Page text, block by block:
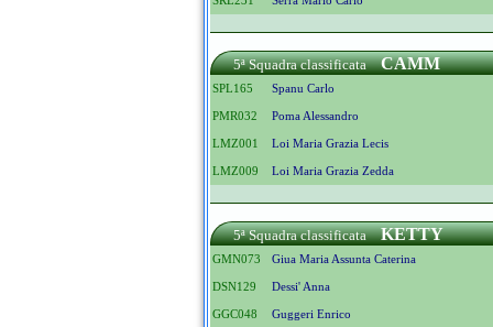
5ª Squadra classificata CAMM
SPL165 Spanu Carlo
PMR032 Poma Alessandro
LMZ001 Loi Maria Grazia Lecis
LMZ009 Loi Maria Grazia Zedda
5ª Squadra classificata KETTY
GMN073 Giua Maria Assunta Caterina
DSN129 Dessi' Anna
GGC048 Guggeri Enrico